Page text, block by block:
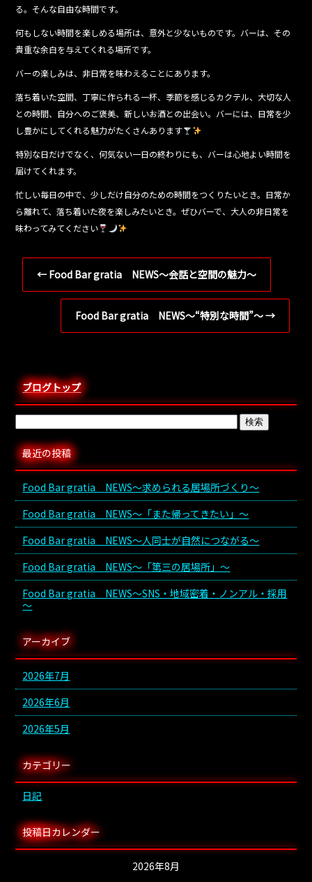
る。そんな自由な時間です。
何もしない時間を楽しめる場所は、意外と少ないものです。バーは、その
貴重な余白を与えてくれる場所です。
バーの楽しみは、非日常を味わえることにあります。
落ち着いた空間、丁寧に作られる一杯、季節を感じるカクテル、大切な人
との時間、自分へのご褒美、新しいお酒との出会い。バーには、日常を少
し豊かにしてくれる魅力がたくさんあります
特別な日だけでなく、何気ない一日の終わりにも、バーは心地よい時間を
届けてくれます。
忙しい毎日の中で、少しだけ自分のための時間をつくりたいとき。日常か
ら離れて、落ち着いた夜を楽しみたいとき。ぜひバーで、大人の非日常を
味わってみてください
← Food Bar gratia NEWS～会話と空間の魅力～
Food Bar gratia NEWS～“特別な時間”～→
ブログトップ
最近の投稿
Food Bar gratia NEWS～求められる居場所づくり～
Food Bar gratia NEWS～「また帰ってきたい」～
Food Bar gratia NEWS～人同士が自然につながる～
Food Bar gratia NEWS～「第三の居場所」～
Food Bar gratia NEWS～SNS・地域密着・ノンアル・採用
～
アーカイブ
2026年7月
2026年6月
2026年5月
カテゴリー
日記
投稿日カレンダー
2026年8月